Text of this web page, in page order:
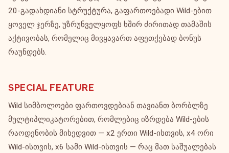
20-გადახდიანი სტრუქტურა, გაფართოებადი Wild-ებით
ყოველ ჯერზე, უზრუნველყოფს ხშირ ძირითად თამაშის
აქტივობას, რომელიც მივყავართ აფეთქებად ბონუს
რაუნდებს.
SPECIAL FEATURE
Wild სიმბოლოები ფართოვდებიან თავიანთ ბორბლზე
მულტიპლიკატორებით, რომლებიც იზრდება Wild-ების
რაოდენობის მიხედვით — x2 ერთი Wild-ისთვის, x4 ორი
Wild-ისთვის, x6 სამი Wild-ისთვის — რაც მათ საშუალებას